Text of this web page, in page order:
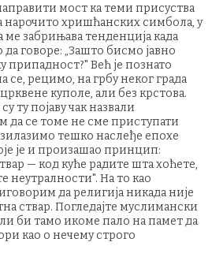
мост ка теми присуства
нарочито хришћанских симбола, у
ме забрињава тенденција када
говоре: „Зашто бисмо јавно
припадност?" Већ је познато
се, рецимо, на грбу неког града
куполе, али без крстова.
ту појаву чак назвали
да се томе не сме приступати
тешко наслеђе епохе
је и произашао принцип:
— код куће радите шта хоћете,
неутралности". На то као
да религија никада није
ствар. Погледајте муслимански
би тамо икоме пало на памет да
као о нечему строго